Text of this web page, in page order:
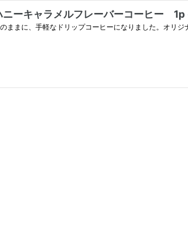
ーキャラメルフレーバーコーヒー 1p
ままに、手軽なドリップコーヒーになりました。オリ